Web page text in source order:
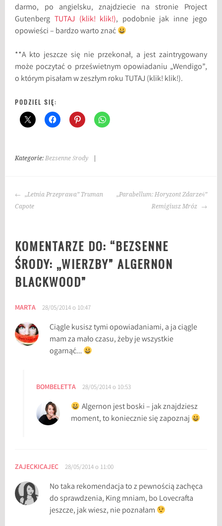
darmo, po angielsku, znajdziecie na stronie Project
Gutenberg TUTAJ (klik! klik!), podobnie jak inne jego
opowieści – bardzo warto znać
**A kto jeszcze się nie przekonał, a jest zaintrygowany
może poczytać o prześwietnym opowiadaniu „Wendigo”,
o którym pisałam w zeszłym roku TUTAJ (klik! klik!).
PODZIEL SIĘ:
Kategorie:Bezsenne Środy
i
g
r
l
a
o
d
,
W
l
NAWIGACJA
WPISU
„Letnia Przeprawa” Truman
Capote
„Parabellum: Horyzont Zdarzeń”
Remigiusz Mróz
KOMENTARZE DO: “BEZSENNE
ŚRODY: „WIERZBY” ALGERNON
BLACKWOOD”
MARTA 28/05/2014 o 10:47
Ciągle kusisz tymi opowiadaniami, a ja ciągle
mam za mało czasu, żeby je wszystkie
ogarnąć…
BOMBELETTA 28/05/2014 o 10:53
Algernon jest boski – jak znajdziesz
moment, to koniecznie się zapoznaj
ZAJECKICAJEC 28/05/2014 o 11:00
No taka rekomendacja to z pewnością zachęca
do sprawdzenia, King mniam, bo Lovecrafta
jeszcze, jak wiesz, nie poznałam